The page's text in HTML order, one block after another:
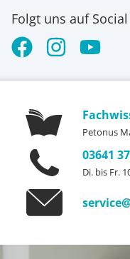
Folgt uns auf
Petonus
03641
Di. bis Fr.